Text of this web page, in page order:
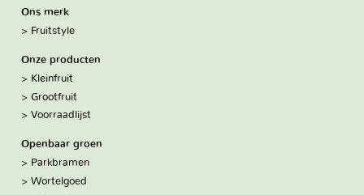
Ons merk
Fruitstyle
Onze producten
Kleinfruit
Grootfruit
Voorraadlijst
Openbaar groen
Parkbramen
Wortelgoed